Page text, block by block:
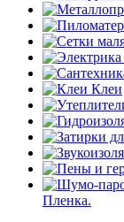
Клеи
Пленка.